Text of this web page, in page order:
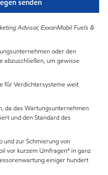
senden
Advisor, ExxonMobil Fuels &
oder den
um gewisse
für Verdichtersysteme weit
da das Wartungsunternehmen
und den Standard des
und zur Schmierung von
vor kurzem Umfragen* in ganz
einiger hundert